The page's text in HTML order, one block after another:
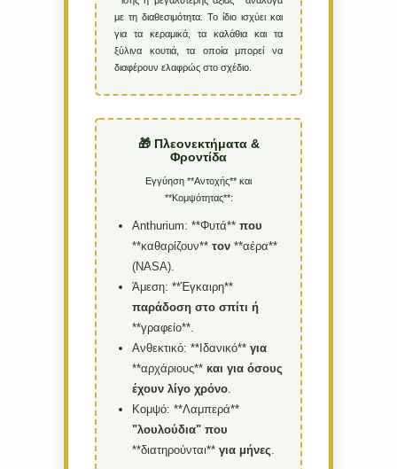
με τη διαθεσιμότητα. Το ίδιο ισχύει και
για τα κεραμικά, τα καλάθια και τα
ξύλινα κουτιά, τα οποία μπορεί να
διαφέρουν ελαφρώς στο σχέδιο.
🎁 Πλεονεκτήματα &
Φροντίδα
Εγγύηση **Αντοχής** και
**Κομψότητας**:
Anthurium: **Φυτά** που
**καθαρίζουν** τον **αέρα**
(NASA).
Άμεση: **Έγκαιρη**
παράδοση στο σπίτι ή
**γραφείο**.
Ανθεκτικό: **Ιδανικό** για
**αρχάριους** και για όσους
έχουν λίγο χρόνο.
Κομψό: **Λαμπερά**
"λουλούδια" που
**διατηρούνται** για μήνες.